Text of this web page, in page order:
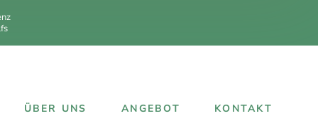
ÜBER UNS ANGEBOT KONTAKT